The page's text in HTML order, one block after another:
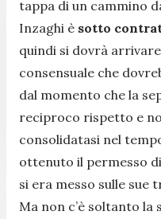
tappa di un cammino
Inzaghi è sotto
quindi si dovrà
consensuale che
dal momento che la
reciproco rispetto e
consolidatasi nel
ottenuto il permesso
si era messo sulle sue
Ma non c’è soltanto